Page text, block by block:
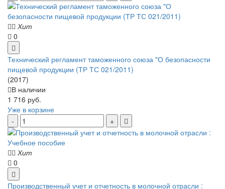
Хит
0
Технический регламент таможенного союза "О безопасности
пищевой продукции (ТР ТС 021/2011)
(2017)
В наличии
1 716 руб.
Уже в корзине
Хит
0
Производственный учет и отчетность в молочной отрасли :